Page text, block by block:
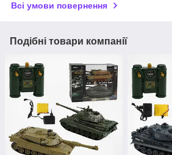
Всі умови повернення
Подібні товари компанії